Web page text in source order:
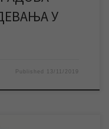
У
Published 13/11/2019